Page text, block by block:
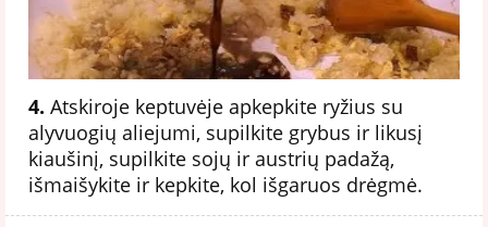
4. Atskiroje keptuvėje apkepkite ryžius su
alyvuogių aliejumi, supilkite grybus ir likusį
kiaušinį, supilkite sojų ir austrių padažą,
išmaišykite ir kepkite, kol išgaruos drėgmė.